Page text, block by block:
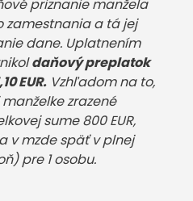
priznanie manžela
zamestnania a tá jej
dane. Uplatnením
daňový preplatok
EUR. Vzhľadom na to,
zrazené
sume 800 EUR,
v mzde späť v plnej
pre 1 osobu.